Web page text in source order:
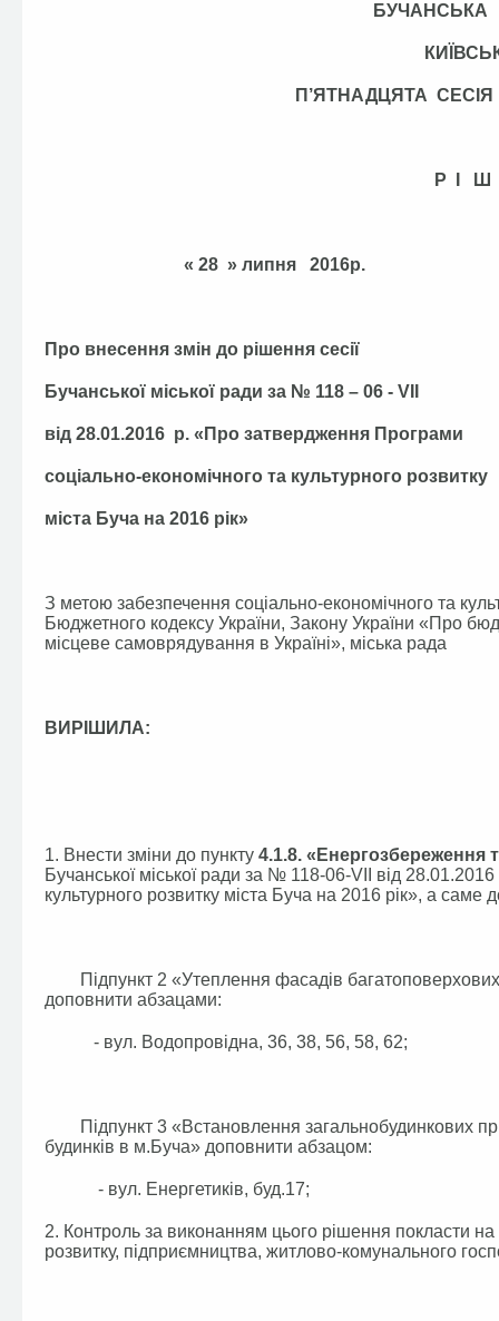
П’ЯТНАДЦЯТА
Р І
« 28 » липня
Про внесення змін до рішення сесії
Бучанської міської ради за № 118 – 06 - VIІ
від 28.01.2016 р. «Про затвердження Програми
соціально-економічного та культурного розвитку
міста Буча на 2016 рік»
З метою забезпечення соціально-економічного та
Бюджетного кодексу України, Закону України «Про
місцеве самоврядування в Україні», міська рада
ВИРІШИЛА:
1. Внести зміни до пункту 4.1.8. «Енергозбереження
Бучанської міської ради за № 118-06-VІI від
культурного розвитку міста Буча на 2016 рік», а саме
Підпункт 2 «Утеплення фасадів багатоповерхових
доповнити абзацами:
- вул. Водопровідна, 36, 38, 56, 58, 62;
Підпункт 3 «Встановлення загальнобудинкових
будинків в м.Буча» доповнити абзацом:
- вул. Енергетиків, буд.17;
2. Контроль за виконанням цього рішення покласти на
розвитку, підприємництва, житлово-комунального